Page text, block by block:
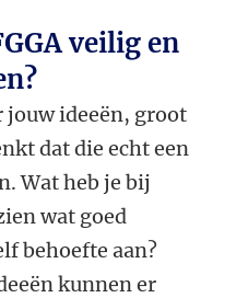
veilig en
jouw ideeën, groot
dat die echt een
Wat heb je bij
wat goed
behoefte aan?
kunnen er